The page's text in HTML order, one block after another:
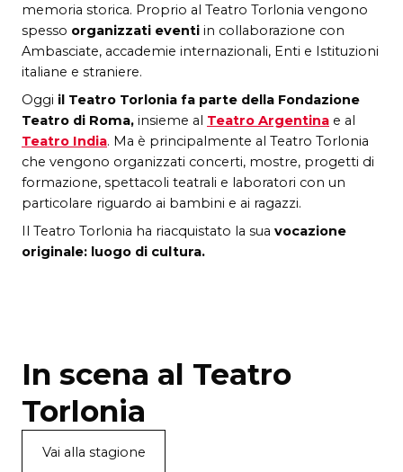
memoria storica. Proprio al Teatro Torlonia vengono
spesso organizzati eventi in collaborazione con
Ambasciate, accademie internazionali, Enti e Istituzioni
italiane e straniere.
Oggi il Teatro Torlonia fa parte della Fondazione
Teatro di Roma, insieme al Teatro Argentina e al
Teatro India. Ma è principalmente al Teatro Torlonia
che vengono organizzati concerti, mostre, progetti di
formazione, spettacoli teatrali e laboratori con un
particolare riguardo ai bambini e ai ragazzi.
Il Teatro Torlonia ha riacquistato la sua vocazione
originale: luogo di cultura.
In scena al Teatro
Torlonia
Vai alla stagione